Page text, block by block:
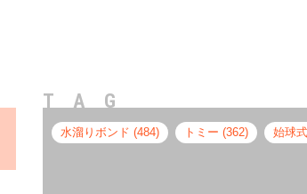
TAG
水溜りボンド (484) トミー (362) 始球